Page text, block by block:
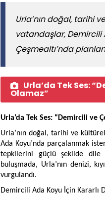
Urla’nın doğal, tarihi
vatandaşlar,
Çeşmealtı’nda
Urla’da Tek Ses:
Olamaz”
Urla’da Tek Ses: “Demircili ve
Urla’nın doğal, tarihi ve
Ada Koyu’nda parçalanmak
tepkilerini güçlü şekilde dile
buluşmada, Urla’nın denizi,
vurgulandı.
Demircili Ada Koyu İçin Kararlı